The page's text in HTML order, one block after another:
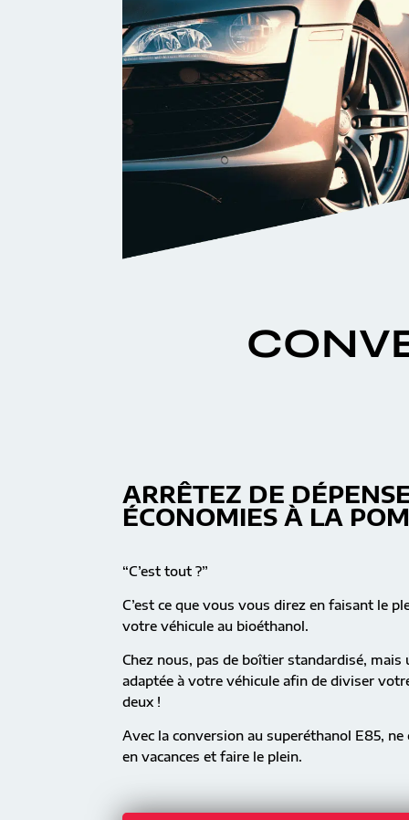
ARRÊTEZ DE
ÉCONOMIES À LA
“C’est tout ?”
C’est ce que vous vous direz en faisant le
votre véhicule au bioéthanol.
Chez nous, pas de boîtier standardisé,
adaptée à votre véhicule afin de diviser
deux !
Avec la conversion au superéthanol E85,
en vacances et faire le plein.